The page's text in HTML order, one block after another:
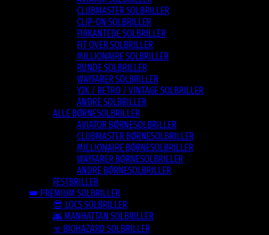
CLUBMASTER SOLBRILLER
CLIP-ON SOLBRILLER
FIRKANTEDE SOLBRILLER
FIT OVER SOLBRILLER
MILLIONAIRE SOLBRILLER
RUNDE SOLBRILLER
WAYFARER SOLBRILLER
Y2K / RETRO / VINTAGE SOLBRILLER
ANDRE SOLBRILLER
ALLE BØRNESOLBRILLER
AVIATOR BØRNESOLBRILLER
CLUBMASTER BØRNESOLBRILLER
MILLIONAIRE BØRNESOLBRILLER
WAYFARER BØRNESOLBRILLER
ANDRE BØRNESOLBRILLER
FESTBRILLER
👑 PREMIUM SOLBRILLER
😎 LOCS SOLBRILLER
🌆 MANHATTAN SOLBRILLER
☣️ BIOHAZARD SOLBRILLER